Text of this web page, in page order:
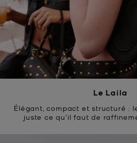
Le Laila
Élégant, compact et structuré :
juste ce qu'il faut de